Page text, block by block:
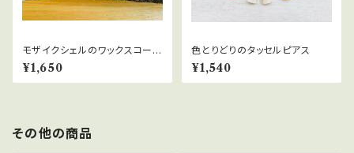
モザイクシェルのワックスコード
ブレスレット
¥1,650
色とりどりのタッセルピアス
¥1,540
その他の商品